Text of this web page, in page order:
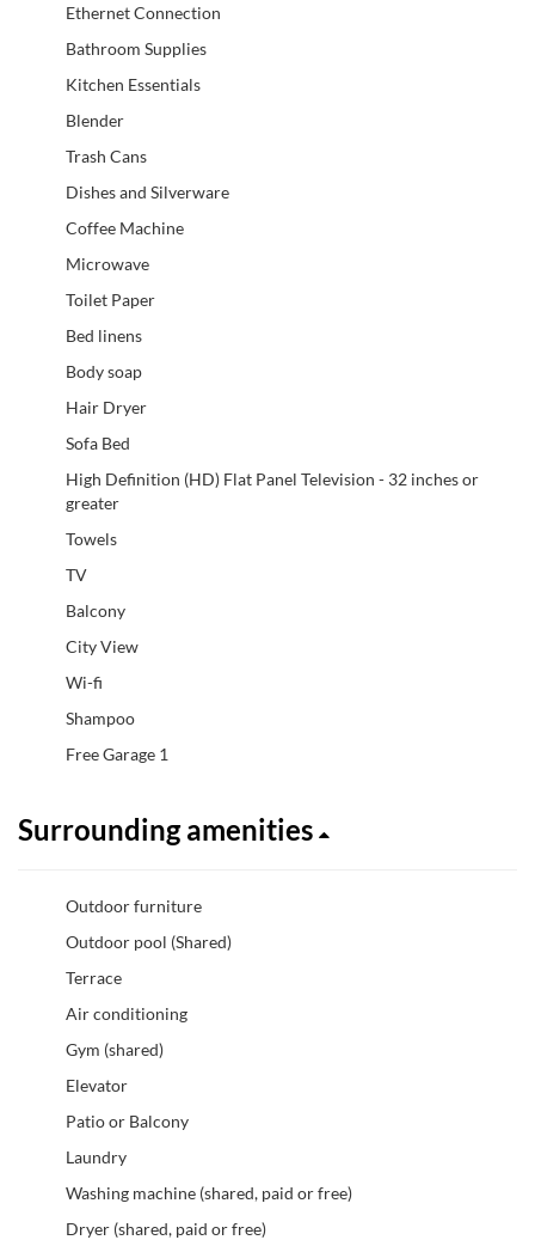
Ethernet Connection
Bathroom Supplies
Kitchen Essentials
Blender
Trash Cans
Dishes and Silverware
Coffee Machine
Microwave
Toilet Paper
Bed linens
Body soap
Hair Dryer
Sofa Bed
High Definition (HD) Flat Panel Television - 32 inches or
greater
Towels
TV
Balcony
City View
Wi-fi
Shampoo
Free Garage 1
Surrounding amenities
Outdoor furniture
Outdoor pool (Shared)
Terrace
Air conditioning
Gym (shared)
Elevator
Patio or Balcony
Laundry
Washing machine (shared, paid or free)
Dryer (shared, paid or free)